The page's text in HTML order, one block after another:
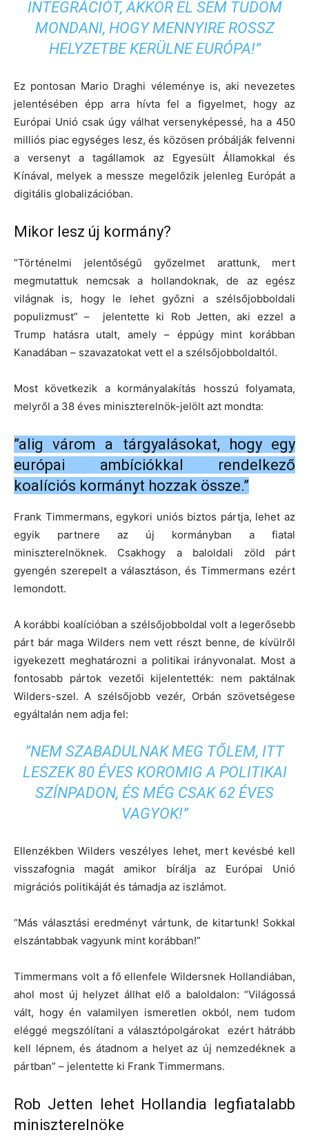
INTEGRÁCIÓT, AKKOR EL SEM TUDOM
MONDANI, HOGY MENNYIRE ROSSZ
HELYZETBE KERÜLNE EURÓPA!”
Ez pontosan Mario Draghi véleménye is, aki nevezetes
jelentésében épp arra hívta fel a figyelmet, hogy az
Európai Unió csak úgy válhat versenyképessé, ha a 450
milliós piac egységes lesz, és közösen próbálják felvenni
a versenyt a tagállamok az Egyesült Államokkal és
Kínával, melyek a messze megelőzik jelenleg Európát a
digitális globalizációban.
Mikor lesz új kormány?
“Történelmi jelentőségű győzelmet arattunk, mert
megmutattuk nemcsak a hollandoknak, de az egész
világnak is, hogy le lehet győzni a szélsőjobboldali
populizmust” – jelentette ki Rob Jetten, aki ezzel a
Trump hatásra utalt, amely – éppúgy mint korábban
Kanadában – szavazatokat vett el a szélsőjobboldaltól.
Most következik a kormányalakítás hosszú folyamata,
melyről a 38 éves miniszterelnök-jelölt azt mondta:
”alig várom a tárgyalásokat, hogy egy
európai ambíciókkal rendelkező
koalíciós kormányt hozzak össze.”
Frank Timmermans, egykori uniós biztos pártja, lehet az
egyik partnere az új kormányban a fiatal
miniszterelnöknek. Csakhogy a baloldali zöld párt
gyengén szerepelt a választáson, és Timmermans ezért
lemondott.
A korábbi koalícióban a szélsőjobboldal volt a legerősebb
párt bár maga Wilders nem vett részt benne, de kívülről
igyekezett meghatározni a politikai irányvonalat. Most a
fontosabb pártok vezetői kijelentették: nem paktálnak
Wilders-szel. A szélsőjobb vezér, Orbán szövetségese
egyáltalán nem adja fel:
”NEM SZABADULNAK MEG TŐLEM, ITT
LESZEK 80 ÉVES KOROMIG A POLITIKAI
SZÍNPADON, ÉS MÉG CSAK 62 ÉVES
VAGYOK!”
Ellenzékben Wilders veszélyes lehet, mert kevésbé kell
visszafognia magát amikor bírálja az Európai Unió
migrációs politikáját és támadja az iszlámot.
“Más választási eredményt vártunk, de kitartunk! Sokkal
elszántabbak vagyunk mint korábban!”
Timmermans volt a fő ellenfele Wildersnek Hollandiában,
ahol most új helyzet állhat elő a baloldalon: “Világossá
vált, hogy én valamilyen ismeretlen okból, nem tudom
eléggé megszólítani a választópolgárokat ezért hátrább
kell lépnem, és átadnom a helyet az új nemzedéknek a
pártban” – jelentette ki Frank Timmermans.
Rob Jetten lehet Hollandia legfiatalabb
miniszterelnöke